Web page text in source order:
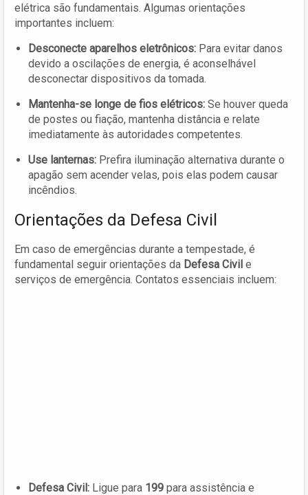
elétrica são fundamentais. Algumas orientações
importantes incluem:
Desconecte aparelhos eletrônicos: Para evitar danos
devido a oscilações de energia, é aconselhável
desconectar dispositivos da tomada.
Mantenha-se longe de fios elétricos: Se houver queda
de postes ou fiação, mantenha distância e relate
imediatamente às autoridades competentes.
Use lanternas: Prefira iluminação alternativa durante o
apagão sem acender velas, pois elas podem causar
incêndios.
Orientações da Defesa Civil
Em caso de emergências durante a tempestade, é
fundamental seguir orientações da Defesa Civil e
serviços de emergência. Contatos essenciais incluem:
Defesa Civil: Ligue para 199 para assistência e